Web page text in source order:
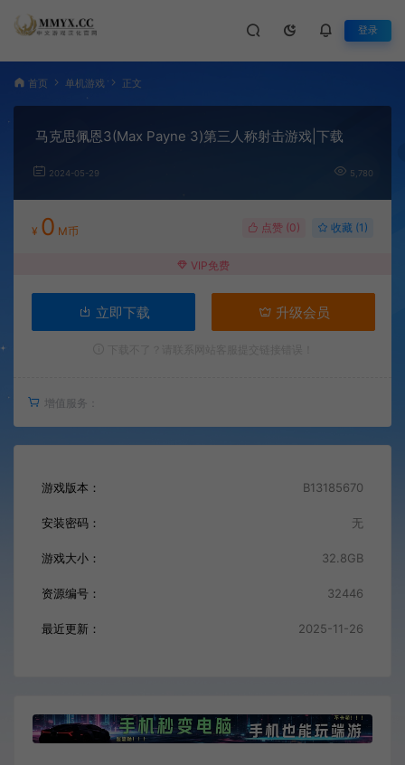
登录
首页 单机游戏 正文
马克思佩恩3(Max Payne 3)第三人称射击游戏|下载
2024-05-29 5,780
¥ 0 M币 点赞 (0) 收藏 (1)
VIP免费
立即下载 升级会员
增值服务：
游戏版本： B13185670
安装密码： 无
游戏大小： 32.8GB
资源编号： 32446
最近更新： 2025-11-26